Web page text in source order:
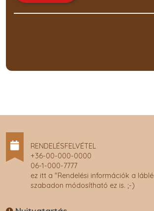
RENDELÉSFELVÉTEL
+36-00-000-0000
06-1-000-7777
ez itt a "Rendelési információk a
szabadon módosítható ez is. ;-)